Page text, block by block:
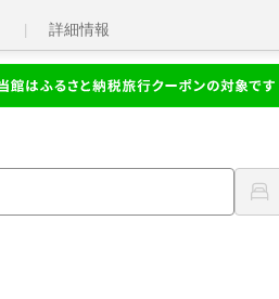
詳細情報